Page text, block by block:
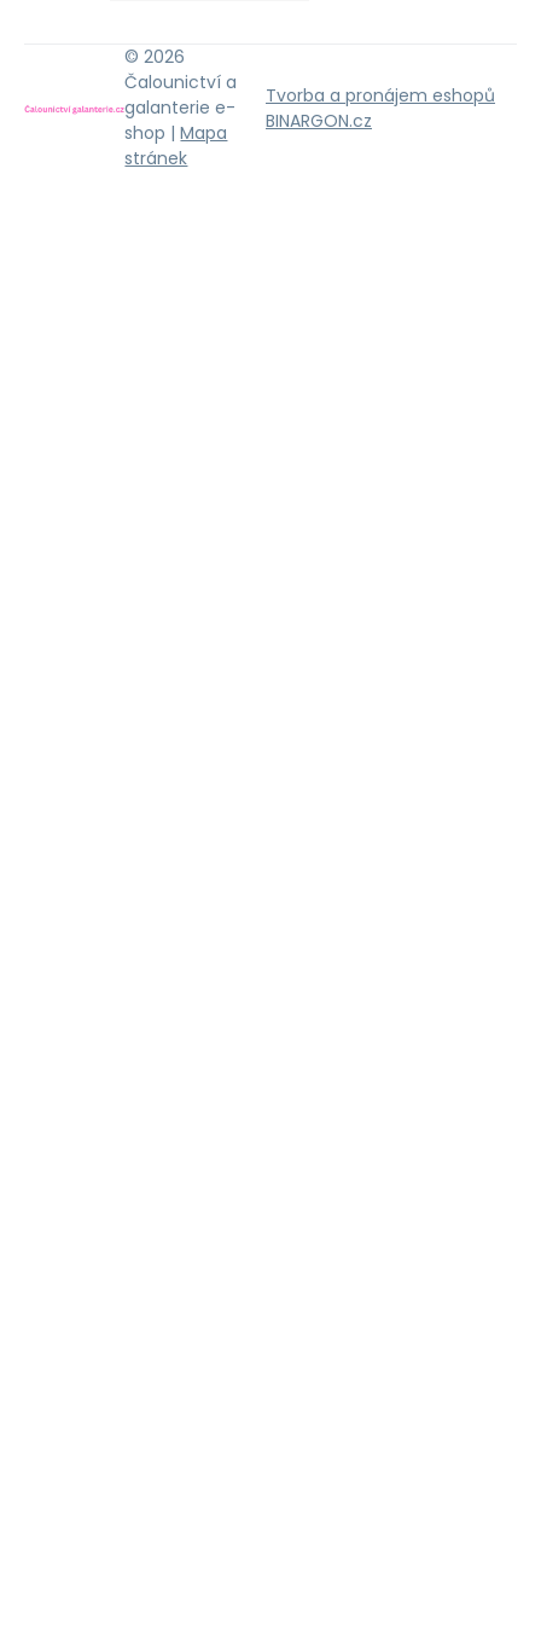
© 2026
Čalounictví a
galanterie e-
shop |Mapa
stránek
Tvorba a pronájem eshopů
BINARGON.cz